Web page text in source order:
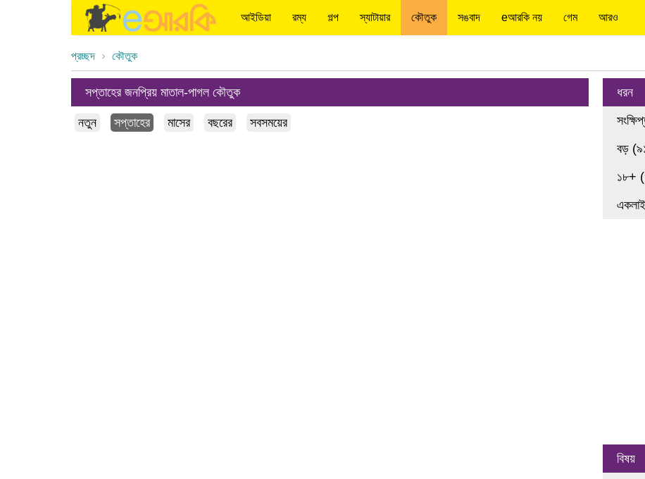
আইডিয়া রম্য গল্প স্যাটায়ার কৌতুক সঙবাদ eআরকি নয় গেম আরও
প্রচ্ছদ কৌতুক
সপ্তাহের জনপ্রিয় মাতাল-পাগল কৌতুক
নতুন সপ্তাহের মাসের বছরের সবসময়ের
ধরন
বড়
১৮+
বিষয়